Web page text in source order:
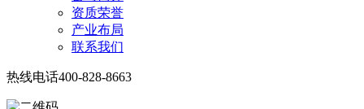
资质荣誉
产业布局
联系我们
热线电话400-828-8663